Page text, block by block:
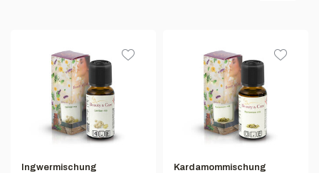
Ingwermischung Kardamommischung